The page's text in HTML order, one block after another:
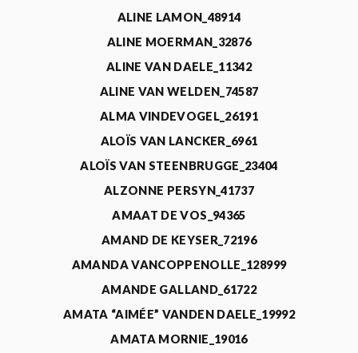
ALINE LAMON_48914
ALINE MOERMAN_32876
ALINE VAN DAELE_11342
ALINE VAN WELDEN_74587
ALMA VINDEVOGEL_26191
ALOÏS VAN LANCKER_6961
ALOÏS VAN STEENBRUGGE_23404
ALZONNE PERSYN_41737
AMAAT DE VOS_94365
AMAND DE KEYSER_72196
AMANDA VANCOPPENOLLE_128999
AMANDE GALLAND_61722
AMATA “AIMÉE” VANDEN DAELE_19992
AMATA MORNIE_19016